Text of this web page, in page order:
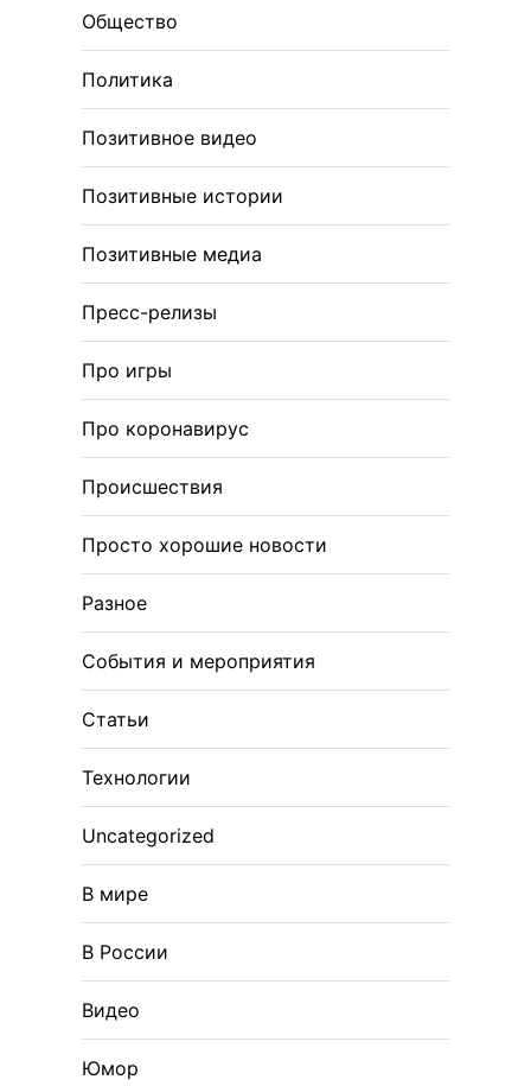
Общество
Политика
Позитивное видео
Позитивные истории
Позитивные медиа
Пресс-релизы
Про игры
Про коронавирус
Происшествия
Просто хорошие новости
Разное
События и мероприятия
Статьи
Технологии
Uncategorized
В мире
В России
Видео
Юмор